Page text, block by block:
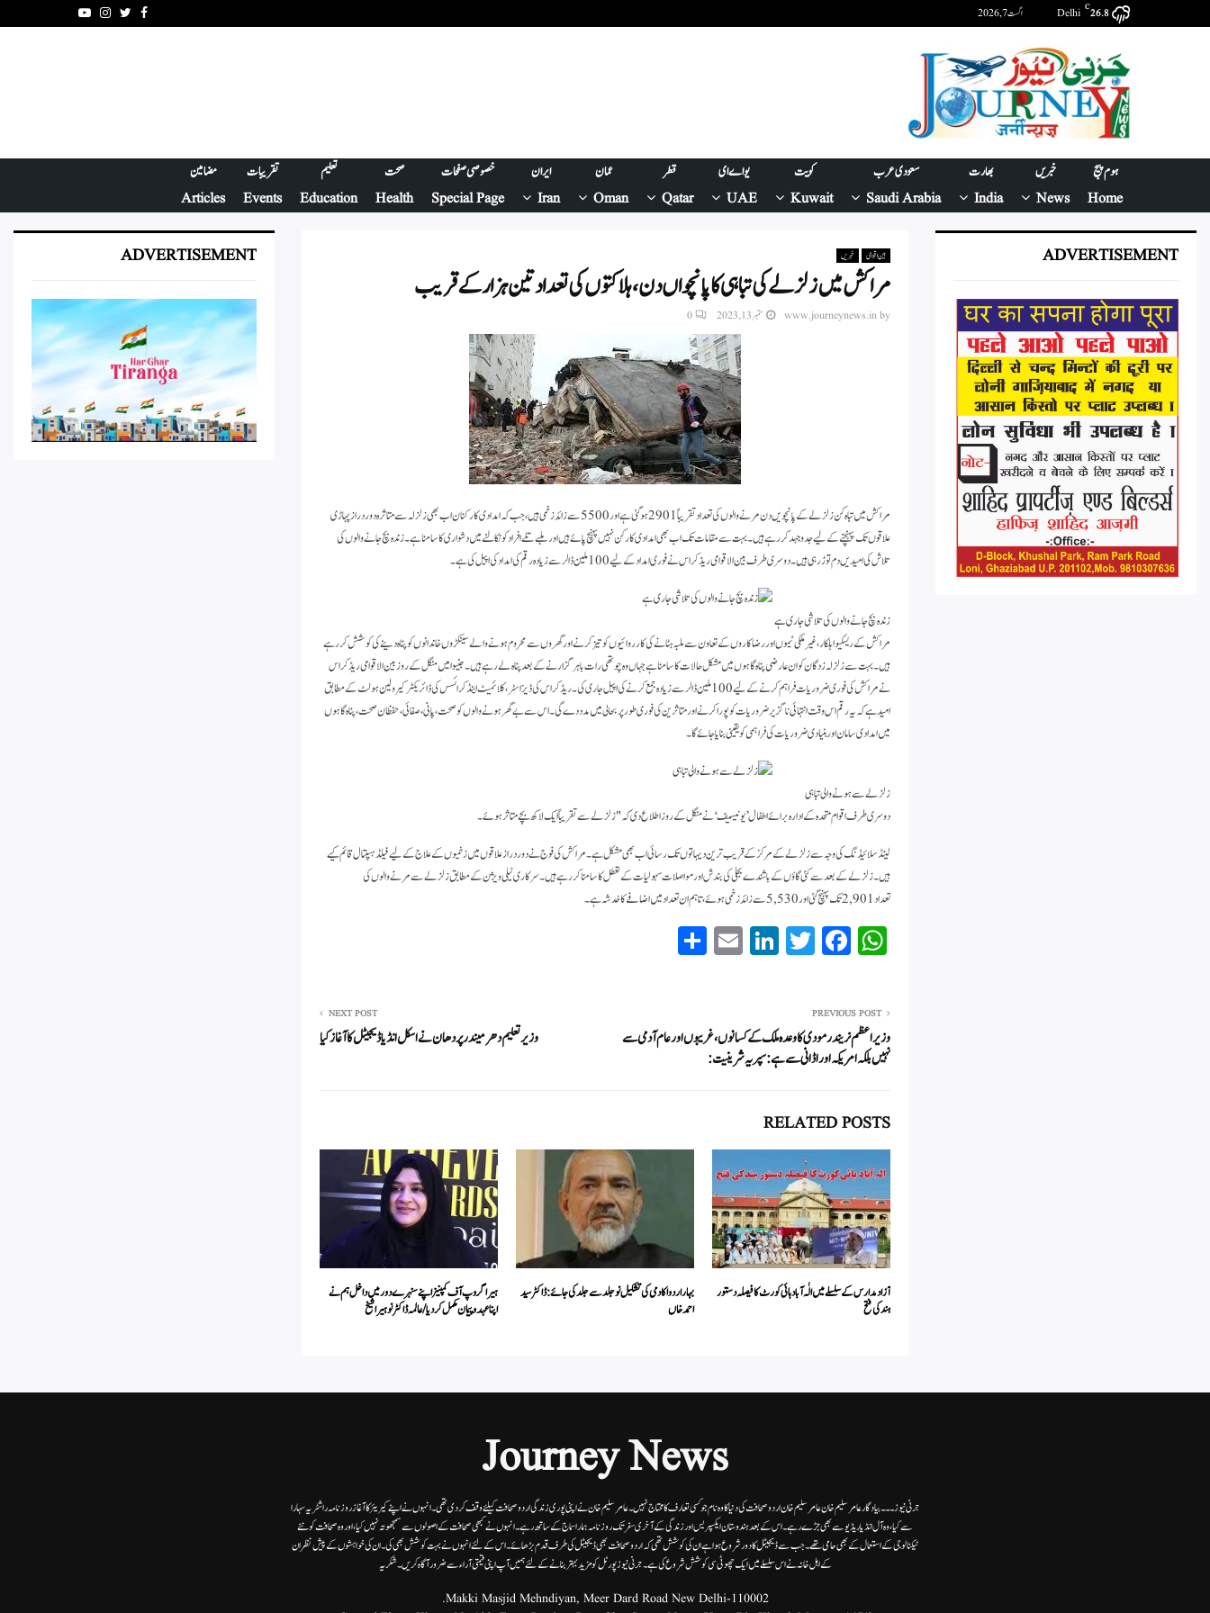
26.8
C
Delhi اگست 7, 2026 Facebook
Twitter
Instagram
Youtube
ہوم پیج
Home
خبریں
News
بھارت
India
سعودی عرب
Saudi Arabia
کویت
Kuwait
یو اے ای
UAE
قطر
Qatar
عمان
Oman
ایران
Iran
خصوصی صفحات
Special Page
صحت
Health
تعلیم
Education
تقریبات
Events
مضامین
Articles
بین اقوامی خبریں
مراکش میں زلزلے کی تباہی کا پانچواں دن، ہلاکتوں کی تعداد تین ہزار کے قریب
by
www.journeynews.in ستمبر 13, 2023 0
مراکش میں تباہ کن زلزلے کے پانچویں دن مرنے والوں کی تعداد تقریباً 2901 ہو گئی ہے اور 5500 سے زائد زخمی ہیں، جب کہ امدادی کارکنان اب بھی زلزلہ سے متاثرہ دور دراز پہاڑی
علاقوں تک پہنچنے کے لیے جدوجہد کر رہے ہیں۔بہت سے مقامات تک اب بھی امدادی کارکن نہیں پہنچ پائے ہیں اور ملبے تلے افراد کو نکالنے میں دشواری کا سامنا ہے۔زندہ بچ جانے والوں کی
تلاش کی امیدیں دم توڑ رہی ہیں۔ دوسری طرف بین الاقوامی ریڈ کراس نے فوری امداد کے لیے 100 ملین ڈالر سے زیادہ رقم کی امداد کی اپیل کی ہے۔
زندہ بچ جانے والوں کی تلاشی جاری ہے
مراکش کے ریسکیو اہلکار، غیر ملکی ٹیموں اور رضاکاروں کے تعاون سے ملبہ ہٹانے کی کارروائیوں کو تیز کرنے اور گھروں سے محروم ہونے والے سینکڑوں خاندانوں کو پناہ دینے کی کوشش کر رہے
ہیں۔ بہت سے زلزلہ زدگان کو ان عارضی پناہ گاہوں میں مشکل حالات کا سامنا ہے جہاں وہ چوتھی رات باہر گزارنے کے بعد پناہ لے رہے ہیں۔جنیوا میں منگل کے روز بین الاقوامی ریڈ کراس
نے مراکش کی فوری ضروریات فراہم کرنے کے لیے 100 ملین ڈالر سے زیادہ جمع کرنے کی اپیل جاری کی۔ریڈ کراس کی ڈیزاسٹر، کلائمیٹ اینڈ کرائسس کی ڈائریکٹر کیرولین ہولٹ کے مطابق
امید ہے کہ یہ رقم اس وقت انتہائی ناگزیر ضروریات کو پورا کرنے اور متاثرین کی فوری طور پر بحالی میں مدد دے گی۔ اس سے بے گھر ہونے والوں کو صحت، پانی، صفائی، حفظان صحت، پناہ گاہوں
میں امدادی سامان اور بنیادی ضروریات کی فراہمی کو یقینی بنایا جائے گا۔
زلزلے سے ہونے والی تباہی
دوسری طرف اقوام متحدہ کے ادارہ برائے اطفال ’یونیسیف‘ نے منگل کے روز اطلاع دی کہ "زلزلے سے تقریباً ایک لاکھ بچے متاثر ہوئے۔
لینڈ سلائیڈنگ کی وجہ سے زلزلے کے مرکز کے قریب ترین دیہاتوں تک رسائی اب بھی مشکل ہے۔ مراکش کی فوج نے دور دراز علاقوں میں زخمیوں کے علاج کے لیے فیلڈ ہسپتال قائم کیے
ہیں۔ زلزلے کے بعد سے کئی گاؤں کے باشندے بجلی کی بندش اورمواصلات سہولیات کے تعطل کا سامنا کررہے ہیں۔سرکاری ٹیلی ویژن کے مطابق زلزلے سے مرنے والوں کی
تعداد 2,901 تک پہنچ گئی اور 5,530 سے زائد زخمی ہوئے، تاہم ان تعداد میں اضافے کا خدشہ ہے۔
W
ha
A
pp
Fa
ce
ok
T
wi
r
Li
nk
In
E
m
PREVIOUS POST
وزیر اعظم نریندر مودی کا وعدہ ملک کے کسانوں، غریبوں اور عام آدمی سے
نہیں بلکہ امریکہ اور اڈانی سے ہے :سپریہ شرینیت:
NEXT POST
وزیر تعلیم دھرمیندر پردھان نے اسکل انڈیا ڈیجیٹل کا آغاز کیا
RELATED POSTS
آزاد مدارس کے سلسلے میں الٰہ آباد ہائی کورٹ کا فیصلہ دستور
ہند کی فتح
بہار اردو اکادمی کی تشکیل نو جلد سے جلد کی جائے: ڈاکٹر سید
احمد خاں
ہیرا گروپ آف کمپنیز اپنے سنہرے دور میں داخل ہم نے
اپنا عہد وپیمان مکمل کر دیا / عالمہ ڈاکٹر نوہیرا شیخ
ADVERTISEMENT
ADVERTISEMENT
Journey News
جرنی نیوز۔۔۔بیاد گار عامر سلیم خان عامر سلیم خان اردوصحافت کی دنیا کاوہ نام جو کسی تعارف کا محتاج نہیں۔عامرسلیم خان نے اپنی پوری زندگی اردوصحافت کیلئے وقف کردی تھی۔انہوں نے اپنے کیریئر کا آغاز روزنامہ راشٹریہ سہارا
سے کیا،وہ آل انڈیا ریڈیوسے بھی جڑے رہے۔ اس کے بعد ہندوستان ایکسپریس اور زندگی کے آخری سفر تک روزنامہ ہمارا سماج کے ساتھ رہے۔ انہوں نے کبھی صحافت کے اصولوں سے سمجھوتہ نہیں کیا، اور وہ صحافت کو نئے
ٹیکنالوجی کے استعمال کے بھی حامی تھے۔ جب سے ڈیجیٹل کا دور شروع ہوا ہے ان کی کوشش تھی کہ اردو صحافت بھی ڈیجیٹل کی طرف قدم بڑھائے۔ اس کے لئے انہوں نے بہت کوشش بھی کی۔ ان کی خواہشوں کے پیش نظر ان
کے اہل خانہ نے اس سلسلے میں ایک چھوٹی سی کوشش شروع کی ہے۔جرنی نیوز پورٹل کو مزید بہتر بنانے کے لئے ہمیں آپ اپنی قیمتی آراء سے ضرور آگاہ کریں۔شکریہ
Makki Masjid Mehndiyan, Meer Dard Road New Delhi-110002.